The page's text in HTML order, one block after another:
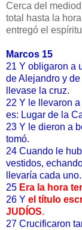
Cerca del
total hasta la
entregó el
Marcos 15
21 Y obligaron a
de Alejandro y
llevase la cruz.
22 Y le llevaron
es: Lugar de la
23 Y le dieron a
tomó.
24 Cuando le
vestidos,
llevaría cada uno.
25 Era la hora
26 Y el título
JUDÍOS.
27 Crucificaron